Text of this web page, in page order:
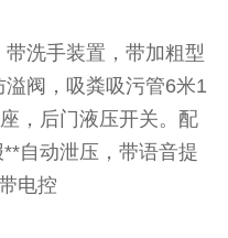
洗手装置，带加粗型
阀，吸粪吸污管6米1
，后门液压开关。配
自动泄压，带语音提
电控